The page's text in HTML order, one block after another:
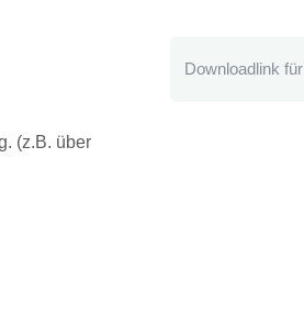
(z.B. über